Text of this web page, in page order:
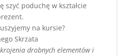
szyć poduchę w kształcie
na kursie?
Skrzata
krojenia drobnych elementów i